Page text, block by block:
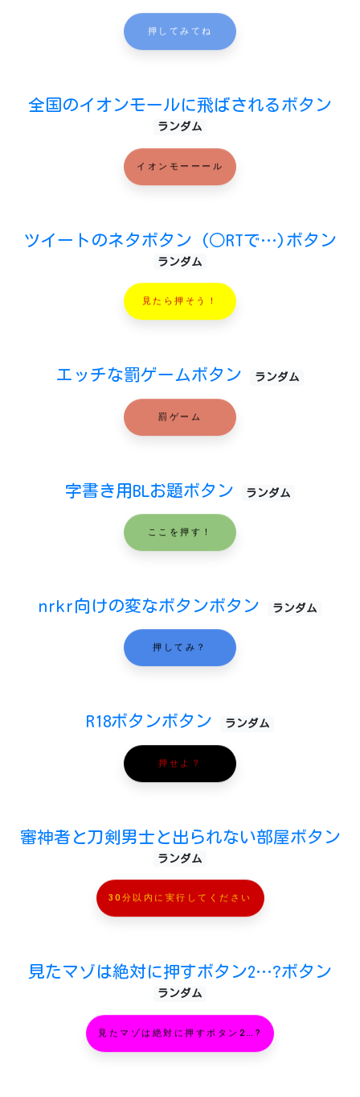
押してみてね
全国のイオンモールに飛ばされるボタン
ランダム
イオンモーーール
ツイートのネタボタン (○RTで…)ボタン
ランダム
見たら押そう！
エッチな罰ゲームボタン ランダム
罰ゲーム
字書き用BLお題ボタン ランダム
ここを押す！
nrkr向けの変なボタンボタン ランダム
押してみ？
R18ボタンボタン ランダム
押せよ？
審神者と刀剣男士と出られない部屋ボタン
ランダム
30分以内に実行してください
見たマゾは絶対に押すボタン2…?ボタン
ランダム
見たマゾは絶対に押すボタン2…?